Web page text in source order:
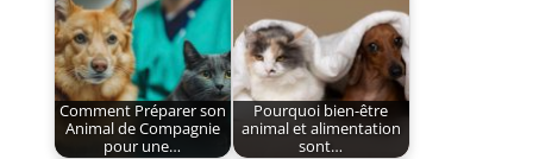
Comment Préparer son
Animal de Compagnie
pour une…
Pourquoi bien-être
animal et alimentation
sont…